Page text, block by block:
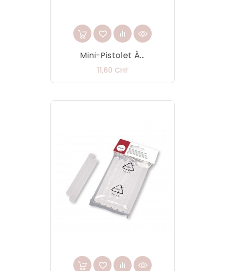
Mini-Pistolet À...
11,60 CHFPrix